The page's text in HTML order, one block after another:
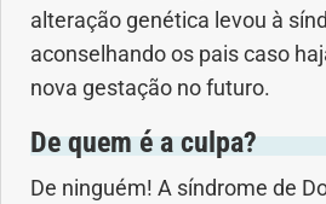
alteração genética levou à
aconselhando os pais caso
nova gestação no futuro.
De quem é a culpa?
De ninguém! A síndrome de